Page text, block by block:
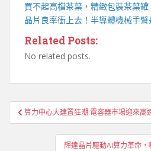
買不起高檔茶葉，精緻包裝茶葉罐
晶片良率衝上去！ 半導體機械手臂
Related Posts:
No related posts.
文
章
算力中心大建置狂潮 電容器市場迎來高
輝達晶片驅動AI算力革命